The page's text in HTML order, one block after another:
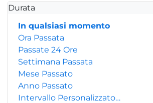
Durata
In qualsiasi momento
Ora Passata
Passate 24 Ore
Settimana Passata
Mese Passato
Anno Passato
Intervallo Personalizzato…